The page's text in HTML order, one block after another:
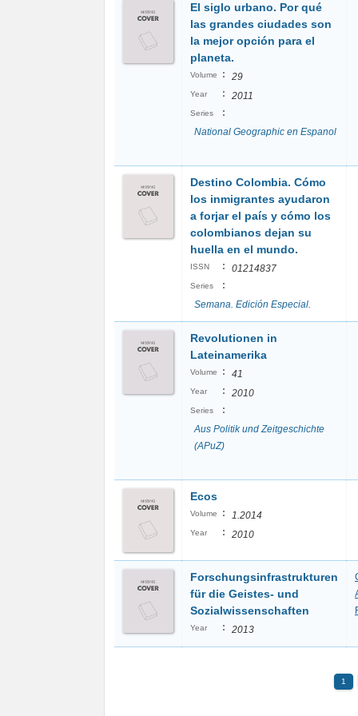
El siglo urbano. Por qué
las grandes ciudades son
la mejor opción para el
planeta.
Volume : 29
Year : 2011
Series
:
National Geographic en Espanol
Destino Colombia. Cómo
los inmigrantes ayudaron
a forjar el país y cómo los
colombianos dejan su
huella en el mundo.
ISSN : 01214837
Series
:
Semana. Edición Especial.
Revolutionen in
Lateinamerika
Volume : 41
Year : 2010
Series
:
Aus Politik und Zeitgeschichte
(APuZ)
Ecos
Volume : 1.2014
Year : 2010
Forschungsinfrastrukturen
für die Geistes- und
Sozialwissenschaften
Year : 2013
1